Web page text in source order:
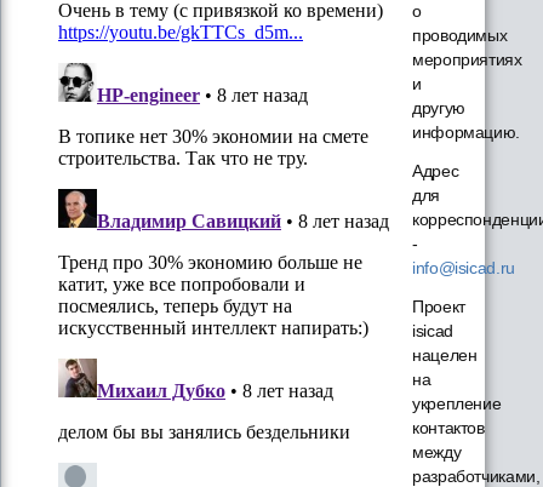
о
проводимых
мероприятиях
и
другую
информацию.
Адрес
для
-
info@isicad.ru
Проект
isicad
нацелен
на
укрепление
контактов
между
разработчиками,